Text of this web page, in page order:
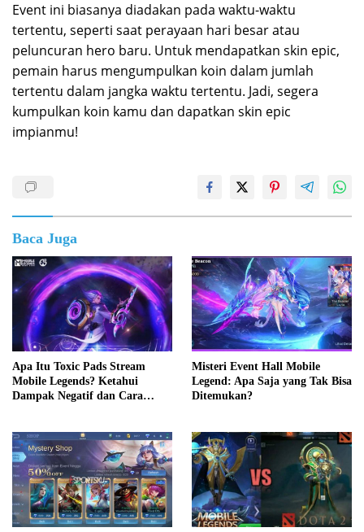
Event ini biasanya diadakan pada waktu-waktu
tertentu, seperti saat perayaan hari besar atau
peluncuran hero baru. Untuk mendapatkan skin epic,
pemain harus mengumpulkan koin dalam jumlah
tertentu dalam jangka waktu tertentu. Jadi, segera
kumpulkan koin kamu dan dapatkan skin epic
impianmu!
Baca Juga
Apa Itu Toxic Pads Stream
Mobile Legends? Ketahui
Dampak Negatif dan Cara
Misteri Event Hall Mobile
Legend: Apa Saja yang Tak Bisa
Ditemukan?